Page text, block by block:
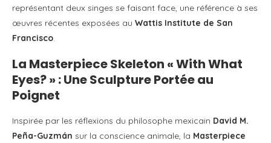
représentant deux singes se faisant face, une référence à ses
œuvres récentes exposées au Wattis Institute de San
Francisco​.
La Masterpiece Skeleton « With What
Eyes? » : Une Sculpture Portée au
Poignet
Inspirée par les réflexions du philosophe mexicain David M.
Peña-Guzmán sur la conscience animale, la Masterpiece